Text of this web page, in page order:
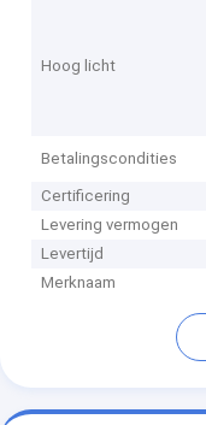
Hoog licht
Betalingscondities
Certificering
Levering vermogen
Levertijd
Merknaam